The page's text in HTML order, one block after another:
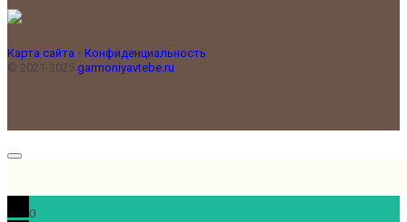
Карта сайта • Конфиденциальность
© 2021-2025 garmoniyavtebe.ru
0